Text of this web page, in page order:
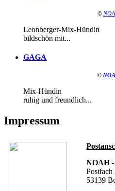
©
Leonberger-Mix-Hündin
bildschön mit...
GAGA
©
Mix-Hündin
ruhig und freundlich...
Impressum
NOAH -
Postfach
53139